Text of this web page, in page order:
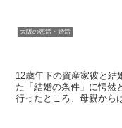
大阪の恋活・婚活
12歳年下の資産家彼と結
た「結婚の条件」に愕然
行ったところ、母親から